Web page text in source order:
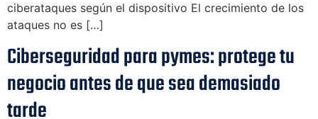
ciberataques según el dispositivo El crecimiento de los
ataques no es […]
Ciberseguridad para pymes: protege tu
negocio antes de que sea demasiado
tarde